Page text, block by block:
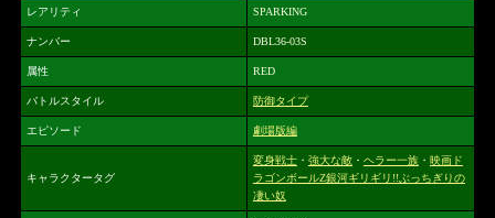
レアリティ SPARKING
ナンバー DBL36-03S
属性 RED
バトルスタイル 防御タイプ
エピソード 劇場版編
キャラクタータグ
変身戦士・ 強大な敵・ ヘラー一族・ 映画ド
ラゴンボールZ銀河ギリギリ!!ぶっちぎりの
凄い奴